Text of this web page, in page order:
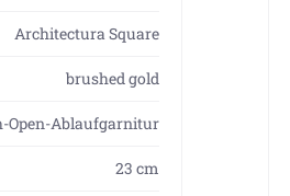
Architectura Square
brushed gold
Open-Ablaufgarnitur
23 cm